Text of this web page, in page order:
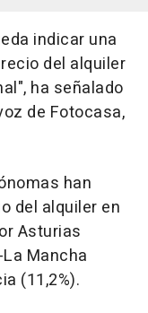
indicar una
del alquiler
ha señalado
de Fotocasa,
han
del alquiler en
Asturias
Mancha
(11,2%).